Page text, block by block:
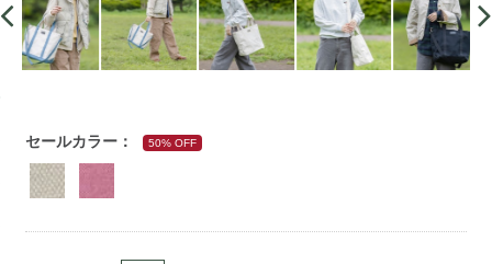
https://www.llbean.co.jp/tote-
travel/totebag/tote/g/P1000010394.html
セールカラー： 50% OFF